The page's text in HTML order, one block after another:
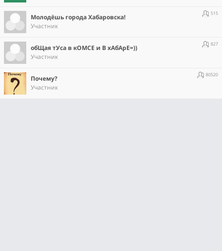
Молодёшь города Хабаровска!
Участник
515
обЩая тУса в кОМСЕ и В хАбАрЕ=))
Участник
827
Почему?
Участник
80520